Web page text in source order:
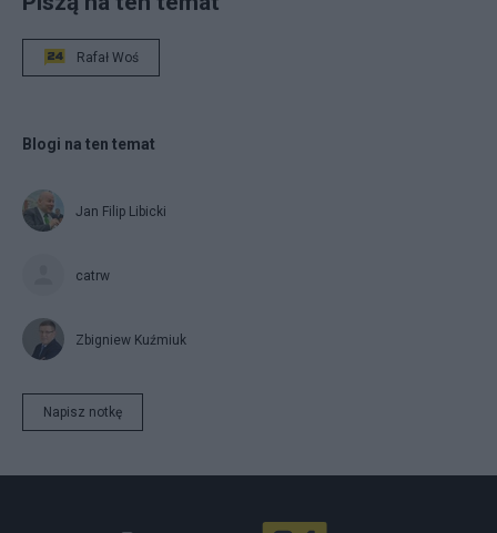
Rafał Woś
Blogi na ten temat
Jan Filip Libicki
catrw
Zbigniew Kuźmiuk
Napisz notkę